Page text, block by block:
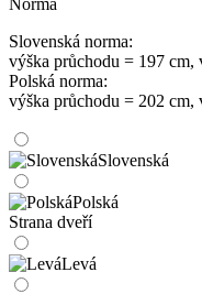
Slovenská norma:
výška průchodu = 197 cm,
Polská norma:
výška průchodu = 202 cm,
Slovenská
Polská
Strana dveří
Levá